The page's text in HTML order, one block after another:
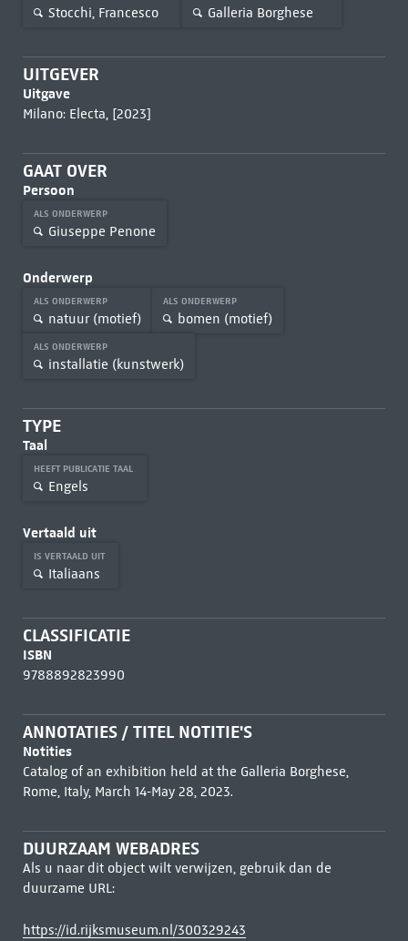
Stocchi, Francesco Galleria Borghese
UITGEVER
Uitgave
Milano: Electa, [2023]
GAAT OVER
Persoon
ALS ONDERWERP
Giuseppe Penone
Onderwerp
ALS ONDERWERP
natuur (motief)
ALS ONDERWERP
bomen (motief)
ALS ONDERWERP
installatie (kunstwerk)
TYPE
Taal
HEEFT PUBLICATIE TAAL
Engels
Vertaald uit
IS VERTAALD UIT
Italiaans
CLASSIFICATIE
ISBN
9788892823990
ANNOTATIES / TITEL NOTITIE'S
Notities
Catalog of an exhibition held at the Galleria Borghese,
Rome, Italy, March 14-May 28, 2023.
DUURZAAM WEBADRES
Als u naar dit object wilt verwijzen, gebruik dan de
duurzame URL:
https://id.rijksmuseum.nl/300329243